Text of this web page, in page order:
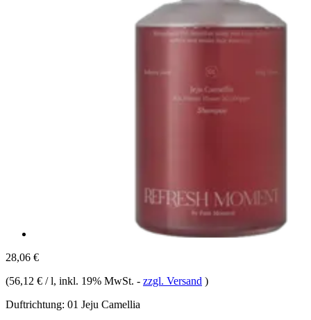
28,06 €
(56,12 € / l, inkl. 19% MwSt. - zzgl. Versand )
Duftrichtung: 01 Jeju Camellia